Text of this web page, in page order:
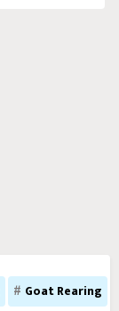
Goat Rearing